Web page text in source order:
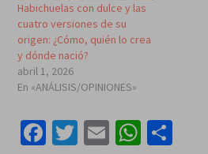
Habichuelas con dulce y las
cuatro versiones de su
origen: ¿Cómo, quién lo crea
y dónde nació?
abril 1, 2026
En «ANÁLISIS/OPINIONES»
Facebook
Twitter
Email